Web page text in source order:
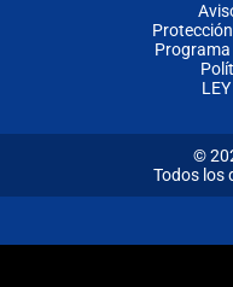
Programa
©
Todos los